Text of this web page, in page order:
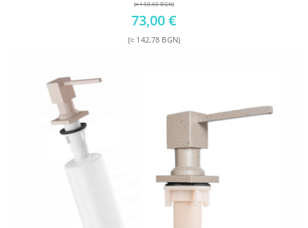
(≈ 150.60 BGN)
Original
price
was:
73,00€
(≈ 142.78 BGN)